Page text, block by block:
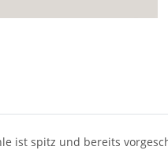
ist spitz und bereits